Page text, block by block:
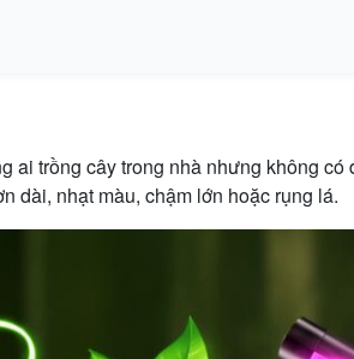
trồng cây trong nhà nhưng không
dài, nhạt màu, chậm lớn hoặc rụng lá.